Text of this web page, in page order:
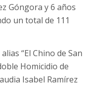
Góngora y 6 años
un total de 111
“El Chino de San
Homicidio de
Isabel Ramírez